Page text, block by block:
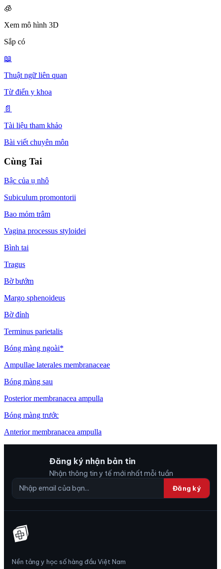
🧊
Xem mô hình 3D
Sắp có
📖
Thuật ngữ liên quan
Từ điển y khoa
📄
Tài liệu tham khảo
Bài viết chuyên môn
Cùng Tai
Bậc của ụ nhô
Subiculum promontorii
Bao mỏm trâm
Vagina processus styloidei
Bình tai
Tragus
Bờ bướm
Margo sphenoideus
Bờ đỉnh
Terminus parietalis
Bóng màng ngoài*
Ampullae laterales membranaceae
Bóng màng sau
Posterior membranacea ampulla
Bóng màng trước
Anterior membranacea ampulla
Đăng ký nhận bản tin
Nhận thông tin y tế mới nhất mỗi tuần
Đăng ký
Nền tảng y học số hàng đầu Việt Nam